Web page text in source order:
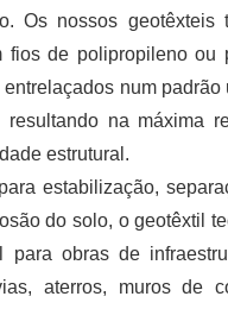
Os nossos geotêxteis
fios de polipropileno ou
num padrão
resultando na máxima
estrutural.
estabilização,
do solo, o geotêxtil
para obras de
aterros, muros de